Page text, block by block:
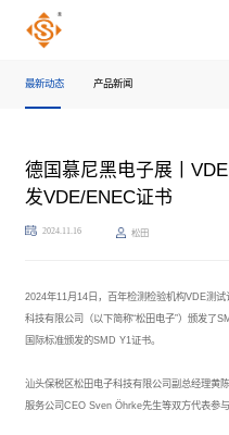
最新动态 产品新闻
德国慕尼黑电子展丨
发VDE/ENEC证书
2024.11.16 松田
2024年11月14日，百年检测检验机构VDE测
科技有限公司（以下简称“松田电子”）颁发了
国际标准颁发的SMD Y1证书。
汕头保税区松田电子科技有限公司副总经理黄
服务公司CEOSven Öhrke先生等双方代表参